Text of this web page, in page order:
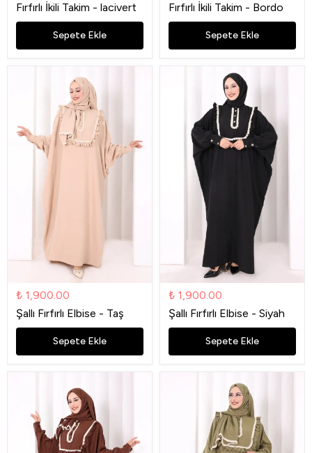
Fırfırlı İkili Takim - lacivert
Sepete Ekle
Fırfırlı İkili Takim - Bordo
Sepete Ekle
₺ 1,900.00
Şallı Fırfırlı Elbise - Taş
Sepete Ekle
₺ 1,900.00
Şallı Fırfırlı Elbise - Siyah
Sepete Ekle